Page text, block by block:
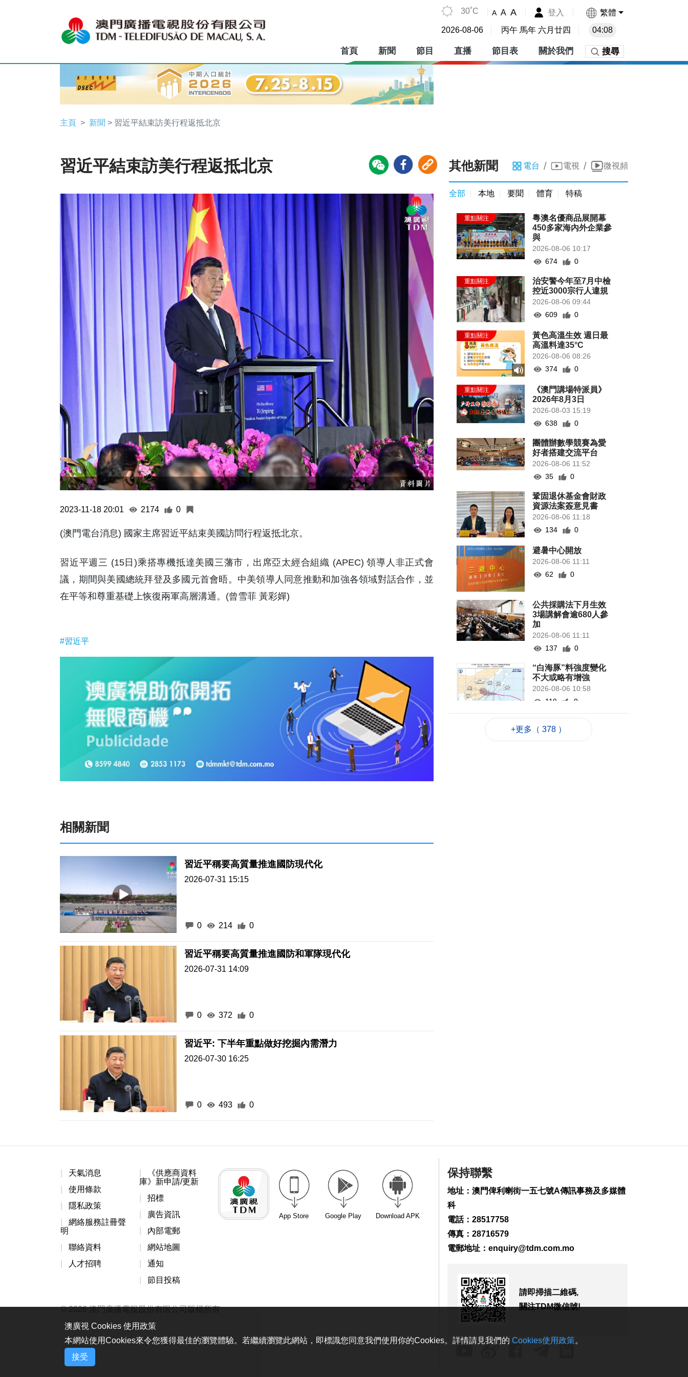
30˚C A A A 登入 繁體
2026-08-06 丙午 馬年 六月廿四 04:08
首頁 新聞 節目 直播 節目表 關於我們 搜尋
主頁 新聞 > 習近平結束訪美行程返抵北京
習近平結束訪美行程返抵北京
2023-11-18 20:01 2174 0
(澳門電台消息) 國家主席習近平結束美國訪問行程返抵北京。
習近平週三 (15日)乘搭專機抵達美國三藩市，出席亞太經合組織 (APEC) 領導人非正式會
議，期間與美國總統拜登及多國元首會晤。中美領導人同意推動和加強各領域對話合作，並
在平等和尊重基礎上恢復兩軍高層溝通。(曾雪菲 黃彩嬋)
#習近平
相關新聞
習近平稱要高質量推進國防現代化
2026-07-31 15:15
0 214 0
習近平稱要高質量推進國防和軍隊現代化
2026-07-31 14:09
0 372 0
習近平: 下半年重點做好挖掘內需潛力
2026-07-30 16:25
0 493 0
其他新聞 電台 / 電視 / 微視頻
全部 本地 要聞 體育 特稿
粵澳名優商品展開幕
450多家海內外企業參
與
2026-08-06 10:17
674
0
治安警今年至7月中檢
控近3000宗行人違規
2026-08-06 09:44
609
0
黃色高溫生效 週日最
高溫料達35°C
2026-08-06 08:26
374
0
《澳門講場特派員》
2026年8月3日
2026-08-03 15:19
638
0
團體辦數學競賽為愛
好者搭建交流平台
2026-08-06 11:52
35
0
鞏固退休基金會財政
資源法案簽意見書
2026-08-06 11:18
134
0
避暑中心開放
2026-08-06 11:11
62
0
公共採購法下月生效
3場講解會逾680人參
加
2026-08-06 11:11
137
0
“白海豚”料強度變化
不大或略有增強
2026-08-06 10:58
119
0
計劃明開展
637
0
291
之都
2026-08-05 23:06
278
0
萍宣誓就職
+更多（ 378 ）
天氣消息
使用條款
隱私政策
網絡服務註冊聲
明
聯絡資料
人才招聘
《供應商資料
庫》新申請/更新
招標
廣告資訊
內部電郵
網站地圖
通知
節目投稿
App Store Google Play Download APK
© 2026 澳門廣播電視股份有限公司版權所有
保持聯繫
地址：澳門俾利喇街一五七號A傳訊事務及多媒體
科
電話：28517758
傳真：28716579
電郵地址： enquiry@tdm.com.mo
請即掃描二維碼,
關注TDM微信號!
澳廣視 Cookies 使用政策
本網站使用Cookies來令您獲得最佳的瀏覽體驗。若繼續瀏覽此網站，即標識您同意我們使用你的Cookies。詳情請見我們的 Cookies使用政策。
接受